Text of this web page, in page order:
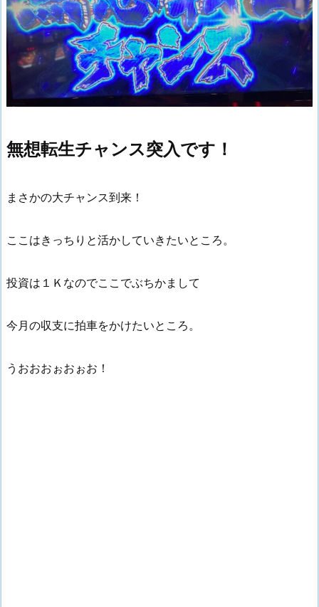
無想転生チャンス突入です！
まさかの大チャンス到来！
ここはきっちりと活かしていきたいところ。
投資は１Ｋなのでここでぶちかまして
今月の収支に拍車をかけたいところ。
うおおおぉおぉお！